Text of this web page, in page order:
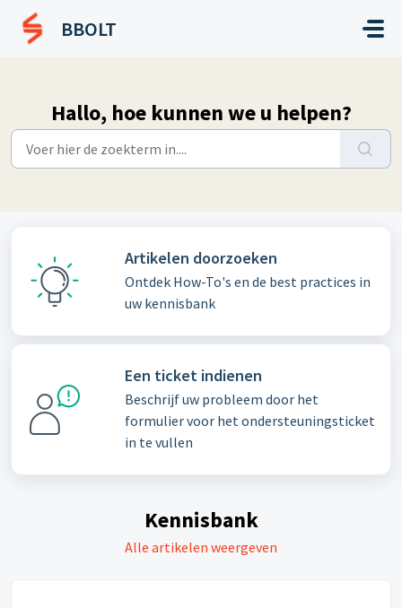
Doorgaan naar hoofdinhoud
BBOLT
Hallo, hoe kunnen we u helpen?
Artikelen doorzoeken
Ontdek How-To's en de best practices in
uw kennisbank
Een ticket indienen
Beschrijf uw probleem door het
formulier voor het ondersteuningsticket
in te vullen
Kennisbank
Alle artikelen weergeven